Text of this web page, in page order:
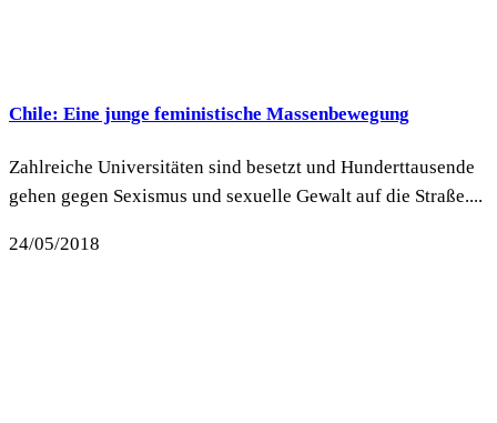
Chile: Eine junge feministische Massenbewegung
Zahlreiche Universitäten sind besetzt und Hunderttausende
gehen gegen Sexismus und sexuelle Gewalt auf die Straße....
24/05/2018